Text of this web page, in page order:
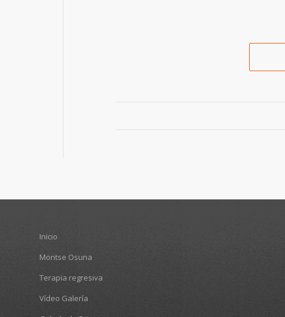
Inicio
Montse Osuna
Terapia regresiva
Vídeo Galería